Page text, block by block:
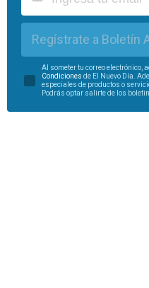
Regístrate a Boletín
Al someter tu correo electrónico,
Condiciones de El Nuevo Día.
especiales de productos o
Podrás optar salirte de los